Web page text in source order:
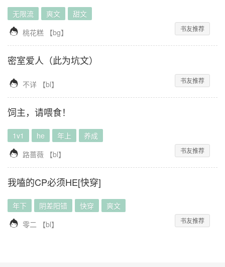
无限流 爽文 甜文
 桃花糕 【bg】 书友推荐
密室爱人（此为坑文）
 不详 【bl】 书友推荐
饲主，请喂食！
1v1 he 年上 养成
 路蔷薇 【bl】 书友推荐
我嗑的CP必须HE[快穿]
年下 阴差阳错 快穿 爽文
 零二 【bl】 书友推荐